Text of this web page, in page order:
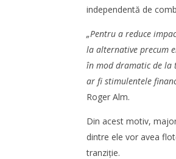
independentă de
„Pentru a reduce
la alternative precum
în mod dramatic de la
ar fi stimulentele
Roger Alm.
Din acest motiv,
dintre ele vor avea
tranziție.